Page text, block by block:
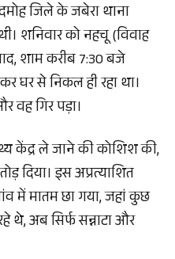
जिले के जबेरा थाना
शनिवार को नहचू (विवाह
शाम करीब 7:30 बजे
घर से निकल ही रहा था।
गिर पड़ा।
केंद्र ले जाने की कोशिश की,
दिया। इस अप्रत्याशित
में मातम छा गया, जहां कुछ
अब सिर्फ सन्नाटा और